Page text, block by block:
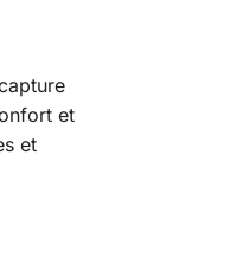
et
et